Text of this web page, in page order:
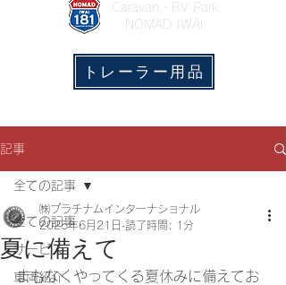
トレーラー用品
​Caravan・RV Park
NOMAD IWAI
記事
全ての記事
サービス
車両紹介
全ての記事
夏に備えて
㈱プラチナムインターナショナル
2025年6月21日 読了時間: 1分
まもなくやってくる夏休みに備えてお